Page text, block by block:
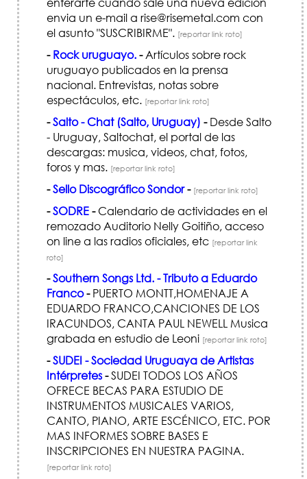
envia un e-mail a rise@risemetal.com con
el asunto "SUSCRIBIRME". [reportar link roto]
- Rock uruguayo.-Artículos sobre rock
uruguayo publicados en la prensa
nacional. Entrevistas, notas sobre
espectáculos, etc. [reportar link roto]
-Salto - Chat (Salto, Uruguay) -Desde Salto
- Uruguay, Saltochat, el portal de las
descargas: musica, videos, chat, fotos,
foros y mas. [reportar link roto]
-Sello Discográfico Sondor- [reportar link roto]
-SODRE-Calendario de actividades en el
remozado Auditorio Nelly Goitiño, acceso
on line a las radios oficiales, etc [reportar link
roto]
-Southern Songs Ltd. - Tributo a Eduardo
Franco-PUERTO MONTT,HOMENAJE A
EDUARDO FRANCO,CANCIONES DE LOS
IRACUNDOS, CANTA PAUL NEWELL Musica
grabada en estudio de Leoni [reportar link roto]
-SUDEI - Sociedad Uruguaya de Artistas
Intérpretes-SUDEI TODOS LOS AÑOS
OFRECE BECAS PARA ESTUDIO DE
INSTRUMENTOS MUSICALES VARIOS,
CANTO, PIANO, ARTE ESCÉNICO, ETC. POR
MAS INFORMES SOBRE BASES E
INSCRIPCIONES EN NUESTRA PAGINA.
[reportar link roto]